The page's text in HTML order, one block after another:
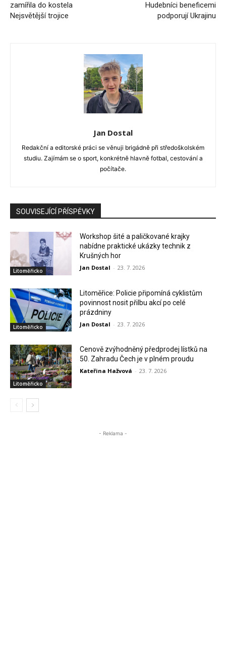
zamířila do kostela
Nejsvětější trojice
Hudebníci beneficemi
podporují Ukrajinu
Jan Dostal
Redakční a editorské práci se věnuji brigádně při středoškolském
studiu. Zajímám se o sport, konkrétně hlavně fotbal, cestování a
počítače.
SOUVISEJÍCÍ PŘÍSPĚVKY
Litoměřicko
Workshop šité a paličkované krajky
nabídne praktické ukázky technik z
Krušných hor
Jan Dostal - 23. 7. 2026
Litoměřicko
Litoměřice: Policie připomíná cyklistům
povinnost nosit přilbu akcí po celé
prázdniny
Jan Dostal - 23. 7. 2026
Litoměřicko
Cenově zvýhodněný předprodej lístků na
50. Zahradu Čech je v plném proudu
Kateřina Hažvová - 23. 7. 2026
- Reklama -